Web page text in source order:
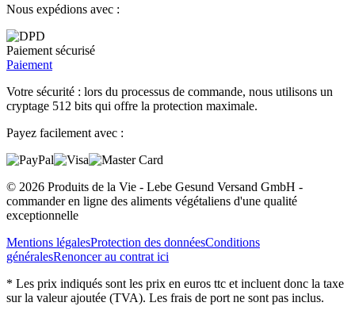
Nous expédions avec :
Paiement sécurisé
Paiement
Votre sécurité : lors du processus de commande, nous utilisons un
cryptage 512 bits qui offre la protection maximale.
Payez facilement avec :
© 2026 Produits de la Vie - Lebe Gesund Versand GmbH -
commander en ligne des aliments végétaliens d'une qualité
exceptionnelle
Mentions légalesProtection des donnéesConditions
généralesRenoncer au contrat ici
* Les prix indiqués sont les prix en euros ttc et incluent donc la taxe
sur la valeur ajoutée (TVA). Les frais de port ne sont pas inclus.